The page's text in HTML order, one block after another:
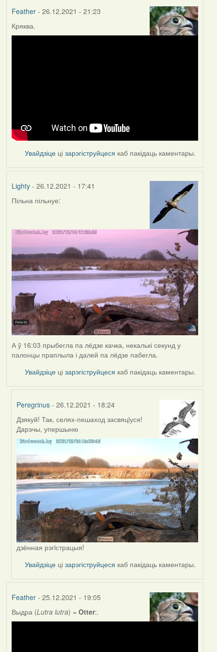
Feather- 26.12.2021 - 21:23
Кряква.
Увайдзіце цізарэгіструйцеся каб пакідаць каментары.
Lighty- 26.12.2021 - 17:41
Пільна пільнуе:
А ў 16:03 прыбегла па лёдзе качка, некалькі секунд у
палонцы праплыла і далей па лёдзе пабегла.
Увайдзіце цізарэгіструйцеся каб пакідаць каментары.
Peregrinus - 26.12.2021 - 18:24
In
reply
to
by
Lighty
Дзякуй! Так, селях-пешаход засвяцiуся!
Дарэчы, упершыню
дзённая рэгiстрацыя!
Увайдзіце цізарэгіструйцеся каб пакідаць каментары.
Feather- 25.12.2021 - 19:05
Выдра (Lutra lutra) = Otter:.